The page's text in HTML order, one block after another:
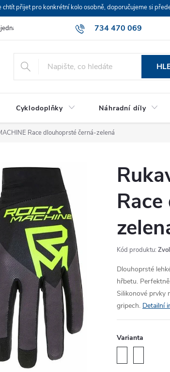
přijet pro konkrétní kolo osobně, doporučujeme si
734 470 069
Cyklodoplňky Náhradní díly
Race dlouhoprsté černá-zelená
Kód produktu:
Dlouhoprsté
hřbetu.
Silikonové prvky
gripech. Detailní
Varianta